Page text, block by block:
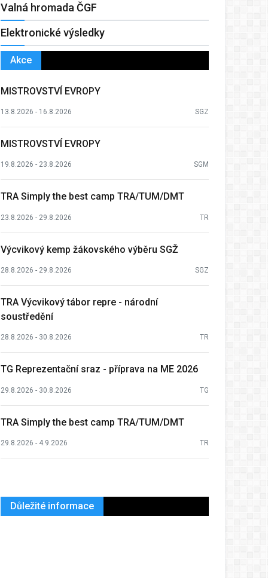
Valná hromada ČGF
Elektronické výsledky
Akce
MISTROVSTVÍ EVROPY
13.8.2026 - 16.8.2026 SGZ
MISTROVSTVÍ EVROPY
19.8.2026 - 23.8.2026 SGM
TRA Simply the best camp TRA/TUM/DMT
23.8.2026 - 29.8.2026 TR
Výcvikový kemp žákovského výběru SGŽ
28.8.2026 - 29.8.2026 SGZ
TRA Výcvikový tábor repre - národní
soustředění
28.8.2026 - 30.8.2026 TR
TG Reprezentační sraz - příprava na ME 2026
29.8.2026 - 30.8.2026 TG
TRA Simply the best camp TRA/TUM/DMT
29.8.2026 - 4.9.2026 TR
Důležité informace